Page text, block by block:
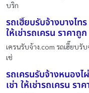
บริก
รถเฮี๊ยบรับจ้างบางไท
ให้เช่ารถเครน ราคาถูก
เครนรับจ้าง.com รถเฮี๊ยบรั
เช่
รถเครนรับจ้างหนองไ
เช่า ให้เช่ารถเครน รา